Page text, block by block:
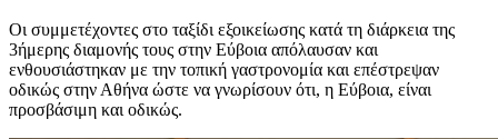
Οι συμμετέχοντες στο ταξίδι εξοικείωσης κατά τη διάρκεια της
3ήμερης διαμονής τους στην Εύβοια απόλαυσαν και
ενθουσιάστηκαν με την τοπική γαστρονομία και επέστρεψαν
οδικώς στην Αθήνα ώστε να γνωρίσουν ότι, η Εύβοια, είναι
προσβάσιμη και οδικώς.